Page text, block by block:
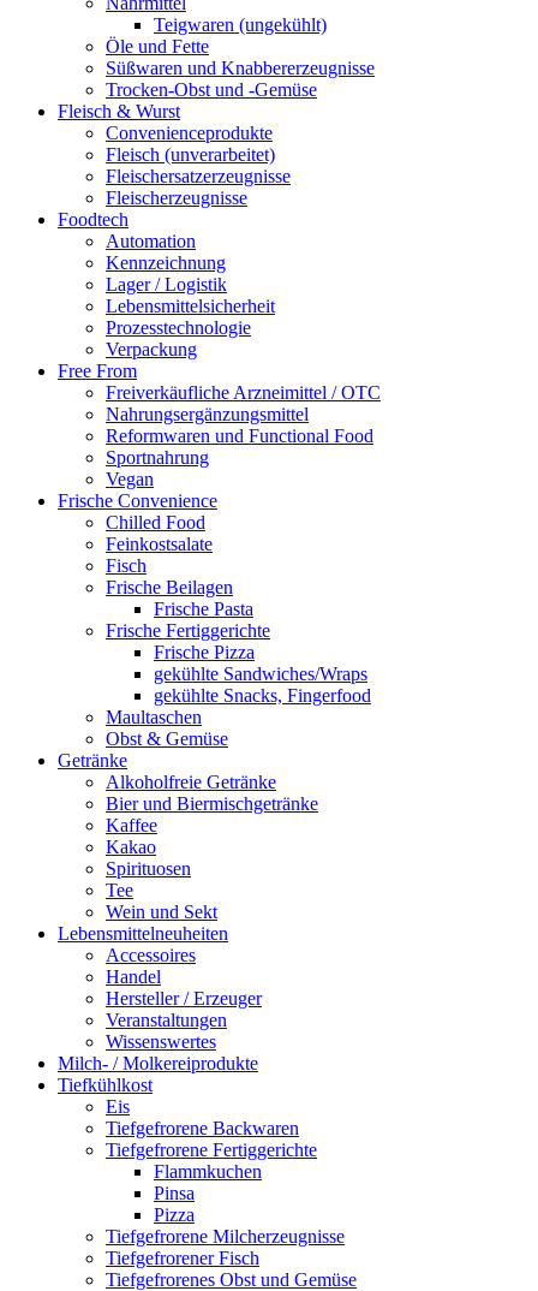
Teigwaren (ungekühlt)
Öle und Fette
Süßwaren und Knabbererzeugnisse
Trocken-Obst und -Gemüse
Fleisch & Wurst
Convenienceprodukte
Fleisch (unverarbeitet)
Fleischersatzerzeugnisse
Fleischerzeugnisse
Foodtech
Automation
Kennzeichnung
Lager / Logistik
Lebensmittelsicherheit
Prozesstechnologie
Verpackung
Free From
Freiverkäufliche Arzneimittel / OTC
Nahrungsergänzungsmittel
Reformwaren und Functional Food
Sportnahrung
Vegan
Frische Convenience
Chilled Food
Feinkostsalate
Fisch
Frische Beilagen
Frische Pasta
Frische Fertiggerichte
Frische Pizza
gekühlte Sandwiches/Wraps
gekühlte Snacks, Fingerfood
Maultaschen
Obst & Gemüse
Getränke
Alkoholfreie Getränke
Bier und Biermischgetränke
Kaffee
Kakao
Spirituosen
Tee
Wein und Sekt
Lebensmittelneuheiten
Accessoires
Handel
Hersteller / Erzeuger
Veranstaltungen
Wissenswertes
Milch- / Molkereiprodukte
Tiefkühlkost
Eis
Tiefgefrorene Backwaren
Tiefgefrorene Fertiggerichte
Flammkuchen
Pinsa
Pizza
Tiefgefrorene Milcherzeugnisse
Tiefgefrorener Fisch
Tiefgefrorenes Obst und Gemüse